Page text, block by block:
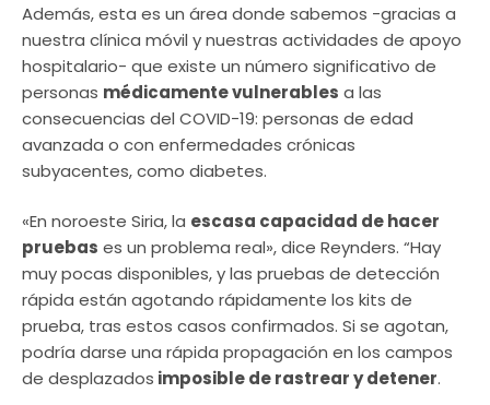
Además, esta es un área donde sabemos -gracias a
nuestra clínica móvil y nuestras actividades de apoyo
hospitalario- que existe un número significativo de
personas médicamente vulnerables a las
consecuencias del COVID-19: personas de edad
avanzada o con enfermedades crónicas
subyacentes, como diabetes.
«En noroeste Siria, la escasa capacidad de hacer
pruebas es un problema real», dice Reynders. “Hay
muy pocas disponibles, y las pruebas de detección
rápida están agotando rápidamente los kits de
prueba, tras estos casos confirmados. Si se agotan,
podría darse una rápida propagación en los campos
de desplazados imposible de rastrear y detener.